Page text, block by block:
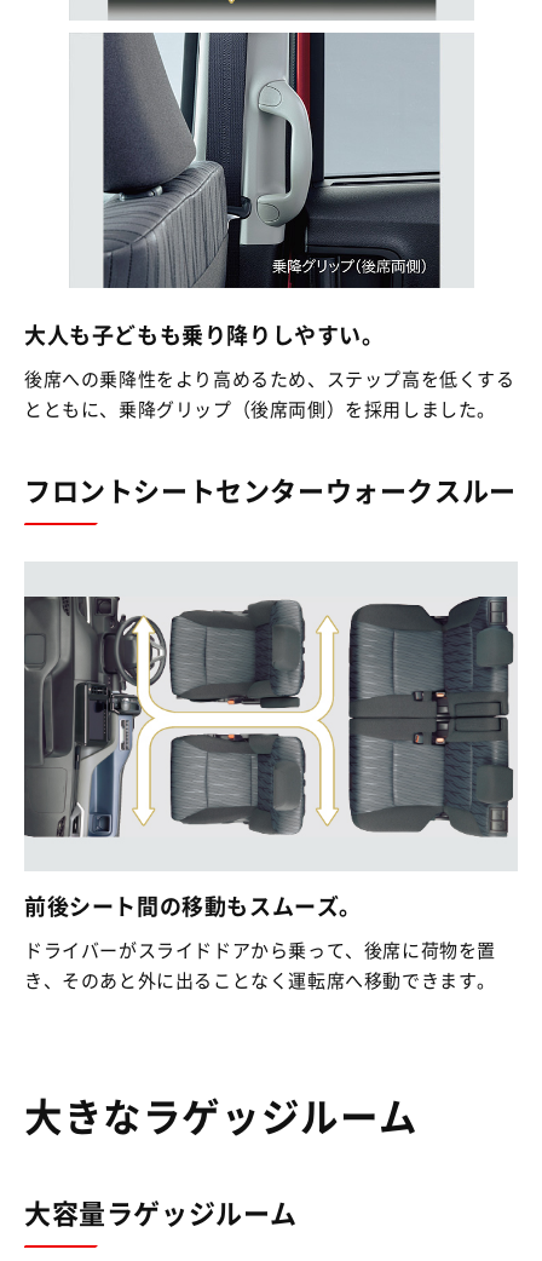
大人も子どもも乗り降りしやすい。
後席への乗降性をより高めるため、ステップ高を低くする
とともに、乗降グリップ（後席両側）を採用しました。
フロントシートセンターウォークスルー
前後シート間の移動もスムーズ。
ドライバーがスライドドアから乗って、後席に荷物を置
き、そのあと外に出ることなく運転席へ移動できます。
大きなラゲッジルーム
大容量ラゲッジルーム